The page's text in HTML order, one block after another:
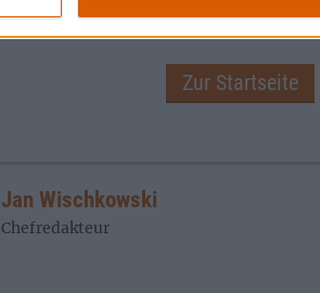
Zur Startseite
Jan Wischkowski
Chefredakteur